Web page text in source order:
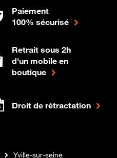
Paiement
100% sécurisé
Retrait sous 2h
d'un mobile en
boutique
Droit de rétractation
Yville-sur-seine